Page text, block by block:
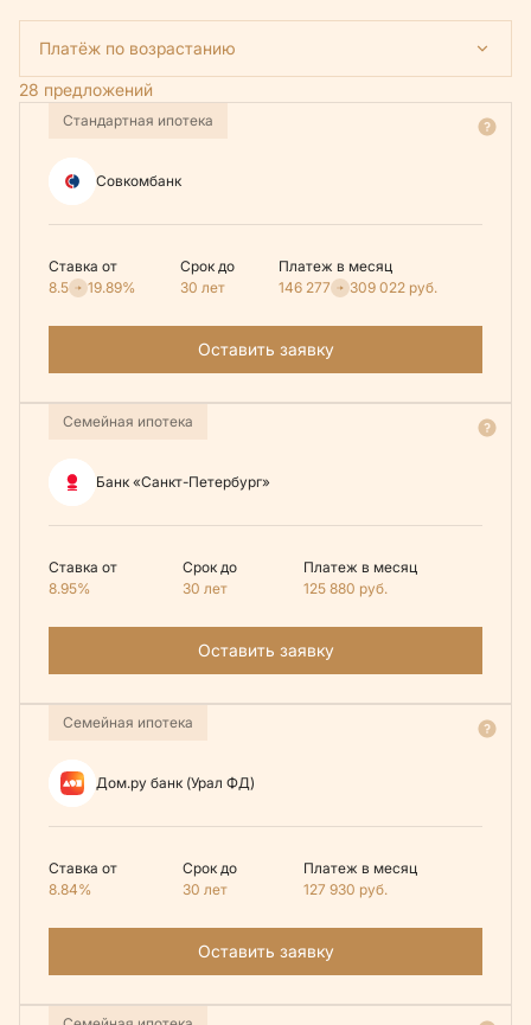
Платёж по возрастанию
28 предложений
Стандартная ипотека
Совкомбанк
Ставка от
8.5
19.89%
Срок до
30 лет
Платеж в месяц
146 277
309 022 руб.
Оставить заявку
Семейная ипотека
Банк «Санкт-Петербург»
Ставка от
8.95%
Срок до
30 лет
Платеж в месяц
125 880 руб.
Оставить заявку
Семейная ипотека
Дом.ру банк (Урал ФД)
Ставка от
8.84%
Срок до
30 лет
Платеж в месяц
127 930 руб.
Оставить заявку